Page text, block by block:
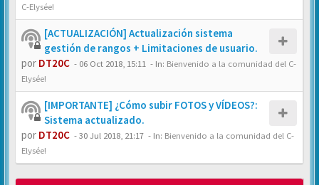
C-Elysée!
[ACTUALIZACIÓN] Actualización sistema
gestión de rangos + Limitaciones de usuario.
por DT20C - 06 Oct 2018, 15:11 - In: Bienvenido a la comunidad del C-
Elysée!
[IMPORTANTE] ¿Cómo subir FOTOS y VÍDEOS?:
Sistema actualizado.
por DT20C -30 Jul 2018, 21:17 - In: Bienvenido a la comunidad del C-
Elysée!